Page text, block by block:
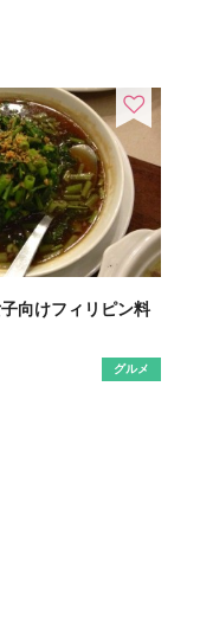
向けフィリピン料
グルメ